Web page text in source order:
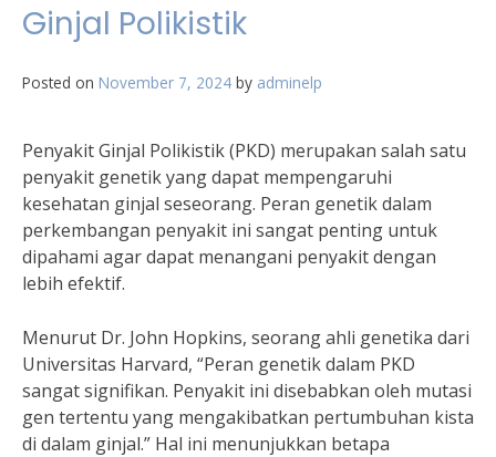
Ginjal Polikistik
Posted on November 7, 2024 by adminelp
Penyakit Ginjal Polikistik (PKD) merupakan salah satu
penyakit genetik yang dapat mempengaruhi
kesehatan ginjal seseorang. Peran genetik dalam
perkembangan penyakit ini sangat penting untuk
dipahami agar dapat menangani penyakit dengan
lebih efektif.
Menurut Dr. John Hopkins, seorang ahli genetika dari
Universitas Harvard, “Peran genetik dalam PKD
sangat signifikan. Penyakit ini disebabkan oleh mutasi
gen tertentu yang mengakibatkan pertumbuhan kista
di dalam ginjal.” Hal ini menunjukkan betapa